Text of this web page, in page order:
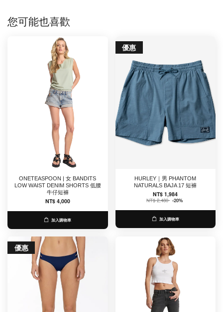
您可能也喜歡
ONETEASPOON | 女 BANDITS
LOW WAIST DENIM SHORTS 低腰
牛仔短褲
NT$ 4,000
加入購物車
優惠
HURLEY｜男 PHANTOM
NATURALS BAJA 17 短褲
NT$ 1,984
NT$ 2,480 -20%
加入購物車
優惠